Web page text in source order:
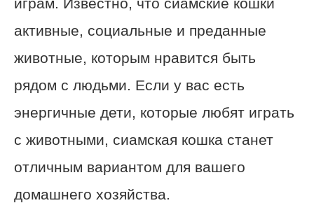
активные, социальные и преданные
животные, которым нравится быть
рядом с людьми. Если у вас есть
энергичные дети, которые любят играть
с животными, сиамская кошка станет
отличным вариантом для вашего
домашнего хозяйства.